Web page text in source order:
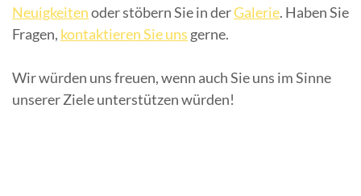
Neuigkeitenoder stöbern Sie in derGalerie. Haben Sie
Fragen, kontaktieren Sie uns gerne.
Wir würden uns freuen, wenn auch Sie uns im Sinne
unserer Ziele unterstützen würden!